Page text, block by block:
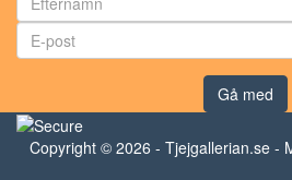
Gå med
Copyright © 2026 - Tjejgallerian.se -